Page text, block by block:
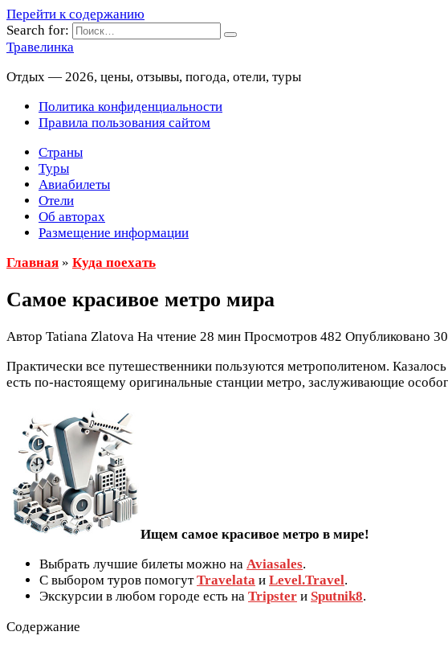
Перейти к содержанию
Search for:
Травелинка
Отдых — 2026, цены, отзывы, погода, отели, туры
Политика конфиденциальности
Правила пользования сайтом
Страны
Туры
Авиабилеты
Отели
Об авторах
Размещение информации
Главная » Куда поехать
Самое красивое метро мира
Автор Tatiana Zlatova На чтение 28 мин Просмотров 482 Опубликовано
Практически все путешественники пользуются метрополитеном.
есть по-настоящему оригинальные станции метро, заслуживающие
Ищем самое красивое метро в мире!
Выбрать лучшие билеты можно на Aviasales.
С выбором туров помогутTravelata и Level.Travel.
Экскурсии в любом городе есть на Tripster и Sputnik8.
Содержание